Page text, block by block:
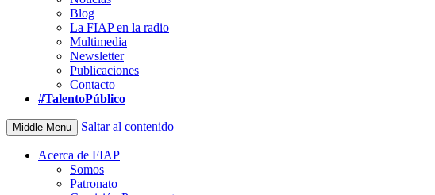
Blog
La FIAP en la radio
Multimedia
Newsletter
Publicaciones
Contacto
#TalentoPúblico
Middle Menu Saltar al contenido
Acerca de FIAP
Somos
Patronato